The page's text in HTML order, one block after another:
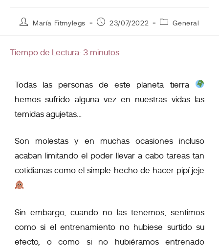
María Fitmylegs 23/07/2022 General
Tiempo de Lectura: 3 minutos
Todas las personas de este planeta tierra
hemos sufrido alguna vez en nuestras vidas las
temidas agujetas…
Son molestas y en muchas ocasiones incluso
acaban limitando el poder llevar a cabo tareas tan
cotidianas como el simple hecho de hacer pipí jeje
Sin embargo, cuando no las tenemos, sentimos
como si el entrenamiento no hubiese surtido su
efecto, o como si no hubiéramos entrenado